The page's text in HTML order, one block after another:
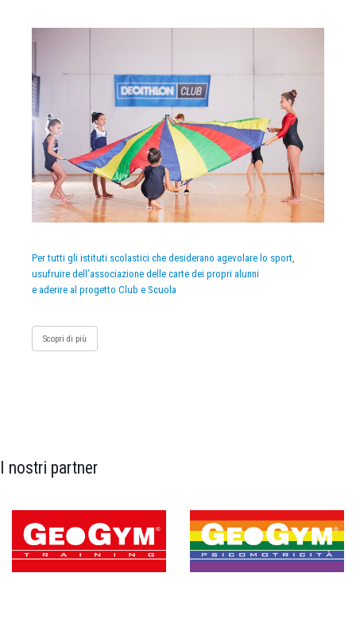
Per tutti gli istituti scolastici che desiderano agevolare lo sport,
usufruire dell’associazione delle carte dei propri alunni
e aderire al progetto Club e Scuola
Scopri di più
I nostri partner